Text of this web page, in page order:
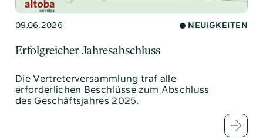
09.06.2026 NEUIGKEITEN
Erfolgreicher Jahresabschluss
Die Vertreterversammlung traf alle
erforderlichen Beschlüsse zum Abschluss
des Geschäftsjahres 2025.